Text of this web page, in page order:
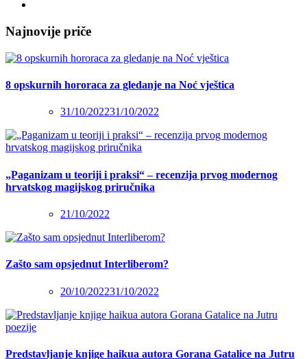
Najnovije priče
8 opskurnih hororaca za gledanje na Noć vještica
31/10/202231/10/2022
„Paganizam u teoriji i praksi“ – recenzija prvog modernog
hrvatskog magijskog priručnika
21/10/2022
Zašto sam opsjednut Interliberom?
20/10/202231/10/2022
Predstavljanje knjige haikua autora Gorana Gatalice na Jutru